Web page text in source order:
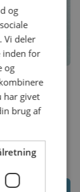
og
Vi deler
inden for
og
har givet
brug af